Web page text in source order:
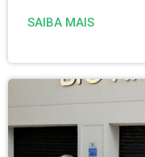
SAIBA MAIS